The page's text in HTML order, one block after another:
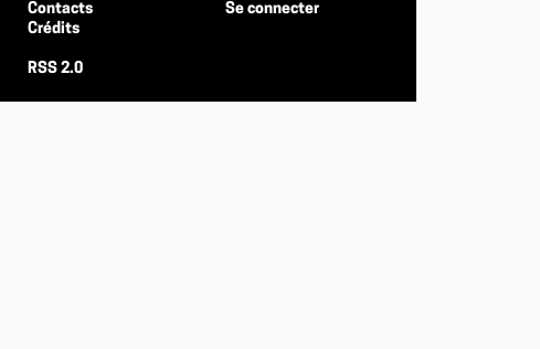
Contacts
Crédits
RSS 2.0
Se connecter